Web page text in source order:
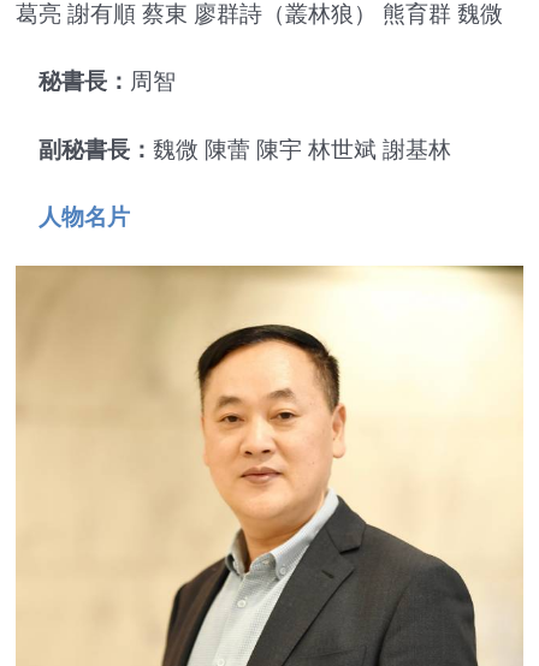
葛亮 謝有順 蔡東 廖群詩（叢林狼） 熊育群 魏微
秘書長： 周智
副秘書長： 魏微 陳蕾 陳宇 林世斌 謝基林
人物名片